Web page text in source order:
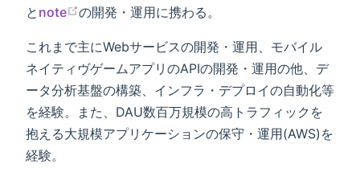
と note の開発・運用に携わる。
これまで主にWebサービスの開発・運用、モバイル
ネイティヴゲームアプリのAPIの開発・運用の他、デ
ータ分析基盤の構築、インフラ・デプロイの自動化等
を経験。また、DAU数百万規模の高トラフィックを
抱える大規模アプリケーションの保守・運用(AWS)を
経験。